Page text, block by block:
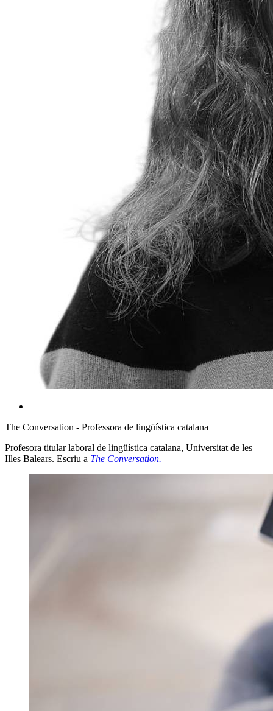
The Conversation - Professora de lingüística catalana
Profesora titular laboral de lingüística catalana, Universitat de les
Illes Balears. Escriu a The Conversation.